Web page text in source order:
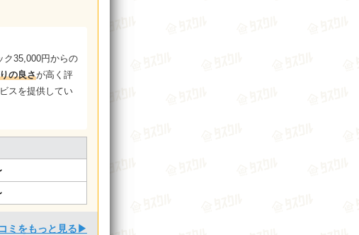
ク35,000円からの
の良さが高く評
スを提供してい
ミをもっと見る▶